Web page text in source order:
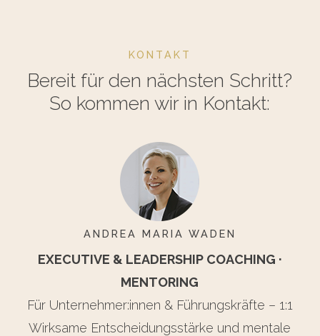
KONTAKT
Bereit für den nächsten Schritt?
So kommen wir in Kontakt:
ANDREA MARIA WADEN
EXECUTIVE & LEADERSHIP COACHING ·
MENTORING
Für Unternehmer:innen & Führungskräfte – 1:1
Wirksame Entscheidungsstärke und mentale